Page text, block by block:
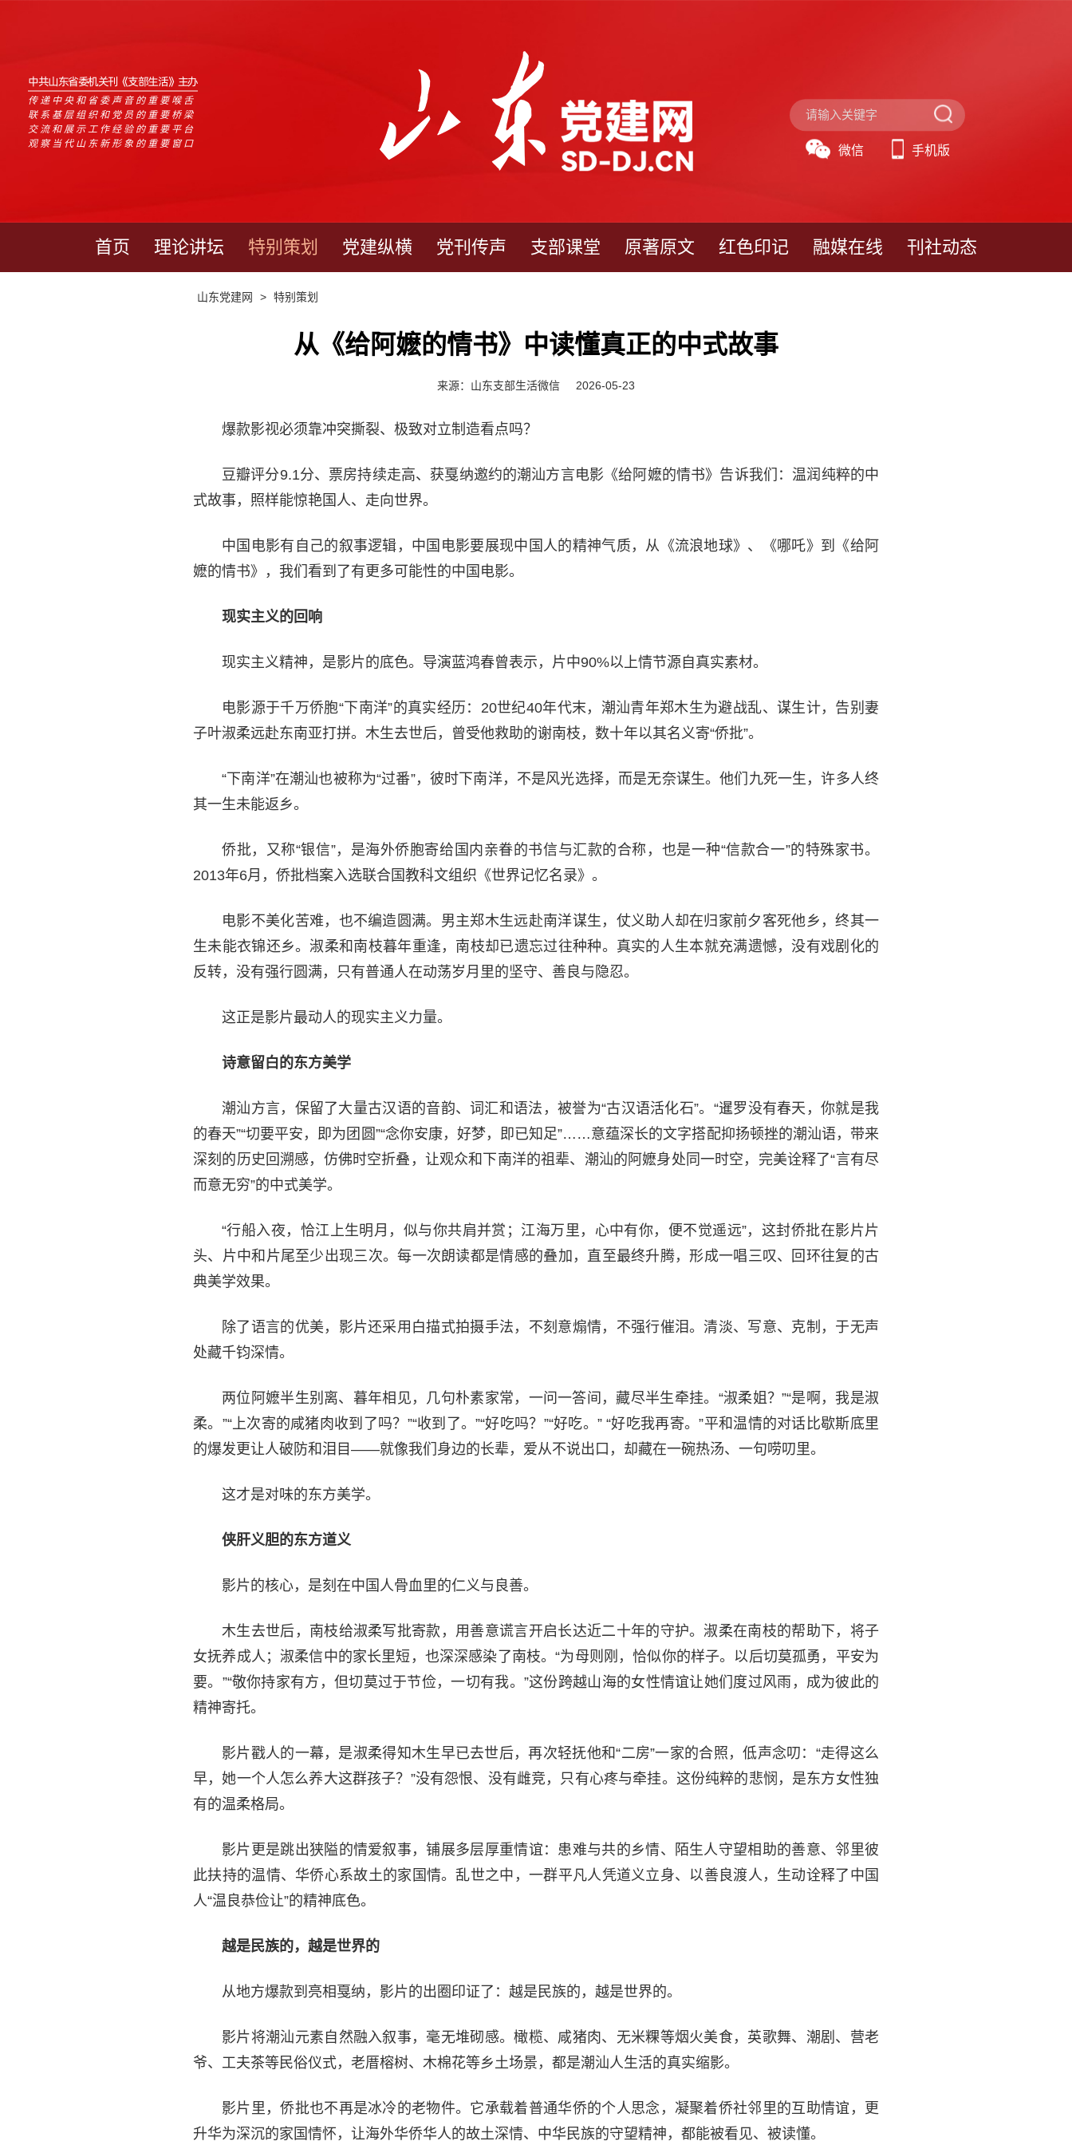
中共山东省委机关刊《支部生活》主办
传递中央和省委声音的重要喉舌
联系基层组织和党员的重要桥梁
交流和展示工作经验的重要平台
观察当代山东新形象的重要窗口
微信 手机版
首页 理论讲坛 特别策划 党建纵横 党刊传声 支部课堂 原著原文 红色印记 融媒在线 刊社动态
山东党建网 > 特别策划
从《给阿嬷的情书》中读懂真正的中式故事
来源：山东支部生活微信 2026-05-23
爆款影视必须靠冲突撕裂、极致对立制造看点吗？
豆瓣评分9.1分、票房持续走高、获戛纳邀约的潮汕方言电影《给阿嬷的情书》告诉我们：温润纯粹的中
式故事，照样能惊艳国人、走向世界。
中国电影有自己的叙事逻辑，中国电影要展现中国人的精神气质，从《流浪地球》、《哪吒》到《给阿
嬷的情书》，我们看到了有更多可能性的中国电影。
现实主义的回响
现实主义精神，是影片的底色。导演蓝鸿春曾表示，片中90%以上情节源自真实素材。
电影源于千万侨胞“下南洋”的真实经历：20世纪40年代末，潮汕青年郑木生为避战乱、谋生计，告别妻
子叶淑柔远赴东南亚打拼。木生去世后，曾受他救助的谢南枝，数十年以其名义寄“侨批”。
“下南洋”在潮汕也被称为“过番”，彼时下南洋，不是风光选择，而是无奈谋生。他们九死一生，许多人终
其一生未能返乡。
侨批，又称“银信”，是海外侨胞寄给国内亲眷的书信与汇款的合称，也是一种“信款合一”的特殊家书。
2013年6月，侨批档案入选联合国教科文组织《世界记忆名录》。
电影不美化苦难，也不编造圆满。男主郑木生远赴南洋谋生，仗义助人却在归家前夕客死他乡，终其一
生未能衣锦还乡。淑柔和南枝暮年重逢，南枝却已遗忘过往种种。真实的人生本就充满遗憾，没有戏剧化的
反转，没有强行圆满，只有普通人在动荡岁月里的坚守、善良与隐忍。
这正是影片最动人的现实主义力量。
诗意留白的东方美学
潮汕方言，保留了大量古汉语的音韵、词汇和语法，被誉为“古汉语活化石”。“暹罗没有春天，你就是我
的春天”“切要平安，即为团圆”“念你安康，好梦，即已知足”……意蕴深长的文字搭配抑扬顿挫的潮汕语，带来
深刻的历史回溯感，仿佛时空折叠，让观众和下南洋的祖辈、潮汕的阿嬷身处同一时空，完美诠释了“言有尽
而意无穷”的中式美学。
“行船入夜，恰江上生明月，似与你共肩并赏；江海万里，心中有你，便不觉遥远”，这封侨批在影片片
头、片中和片尾至少出现三次。每一次朗读都是情感的叠加，直至最终升腾，形成一唱三叹、回环往复的古
典美学效果。
除了语言的优美，影片还采用白描式拍摄手法，不刻意煽情，不强行催泪。清淡、写意、克制，于无声
处藏千钧深情。
两位阿嬷半生别离、暮年相见，几句朴素家常，一问一答间，藏尽半生牵挂。“淑柔姐？”“是啊，我是淑
柔。”“上次寄的咸猪肉收到了吗？”“收到了。”“好吃吗？”“好吃。” “好吃我再寄。”平和温情的对话比歇斯底里
的爆发更让人破防和泪目——就像我们身边的长辈，爱从不说出口，却藏在一碗热汤、一句唠叨里。
这才是对味的东方美学。
侠肝义胆的东方道义
影片的核心，是刻在中国人骨血里的仁义与良善。
木生去世后，南枝给淑柔写批寄款，用善意谎言开启长达近二十年的守护。淑柔在南枝的帮助下，将子
女抚养成人；淑柔信中的家长里短，也深深感染了南枝。“为母则刚，恰似你的样子。以后切莫孤勇，平安为
要。”“敬你持家有方，但切莫过于节俭，一切有我。”这份跨越山海的女性情谊让她们度过风雨，成为彼此的
精神寄托。
影片戳人的一幕，是淑柔得知木生早已去世后，再次轻抚他和“二房”一家的合照，低声念叨：“走得这么
早，她一个人怎么养大这群孩子？”没有怨恨、没有雌竞，只有心疼与牵挂。这份纯粹的悲悯，是东方女性独
有的温柔格局。
影片更是跳出狭隘的情爱叙事，铺展多层厚重情谊：患难与共的乡情、陌生人守望相助的善意、邻里彼
此扶持的温情、华侨心系故土的家国情。乱世之中，一群平凡人凭道义立身、以善良渡人，生动诠释了中国
人“温良恭俭让”的精神底色。
越是民族的，越是世界的
从地方爆款到亮相戛纳，影片的出圈印证了：越是民族的，越是世界的。
影片将潮汕元素自然融入叙事，毫无堆砌感。橄榄、咸猪肉、无米粿等烟火美食，英歌舞、潮剧、营老
爷、工夫茶等民俗仪式，老厝榕树、木棉花等乡土场景，都是潮汕人生活的真实缩影。
影片里，侨批也不再是冰冷的老物件。它承载着普通华侨的个人思念，凝聚着侨社邻里的互助情谊，更
升华为深沉的家国情怀，让海外华侨华人的故土深情、中华民族的守望精神，都能被看见、被读懂。